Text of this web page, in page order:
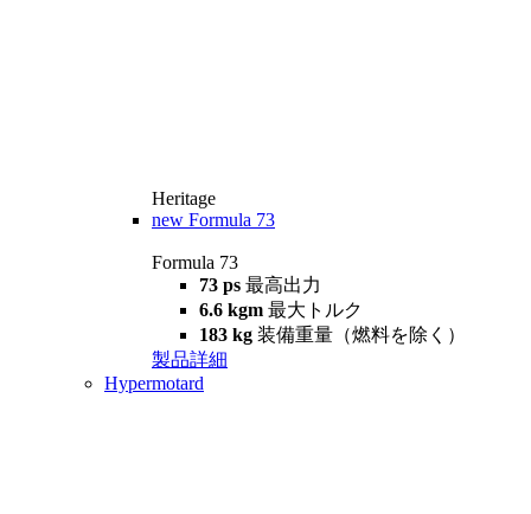
Heritage
new Formula 73
Formula 73
73 ps 最高出力
6.6 kgm 最大トルク
183 kg 装備重量（燃料を除く）
製品詳細
Hypermotard